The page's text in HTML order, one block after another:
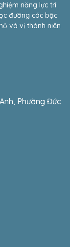
năng lực trí
đường các bậc
và vị thành niên
Phường Đức